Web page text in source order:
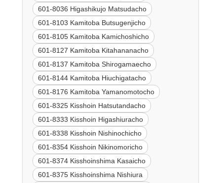
601-8036 Higashikujo Matsudacho
601-8103 Kamitoba Butsugenjicho
601-8105 Kamitoba Kamichoshicho
601-8127 Kamitoba Kitahananacho
601-8137 Kamitoba Shirogamaecho
601-8144 Kamitoba Hiuchigatacho
601-8176 Kamitoba Yamanomotocho
601-8325 Kisshoin Hatsutandacho
601-8333 Kisshoin Higashiuracho
601-8338 Kisshoin Nishinochicho
601-8354 Kisshoin Nikinomoricho
601-8374 Kisshoinshima Kasaicho
601-8375 Kisshoinshima Nishiura